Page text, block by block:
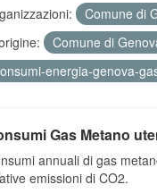
Comune di
Comune di
energia-genova-
Gas Metano
annuali di gas
emissioni di CO2.